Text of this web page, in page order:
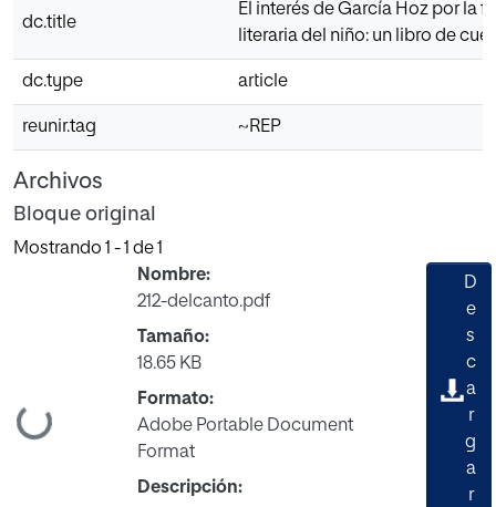
dc.title
El interés de García Hoz por la
literaria del niño: un libro de
dc.type article
reunir.tag ~REP
Archivos
Bloque original
Mostrando 1 - 1 de 1
Cargando...
Nombre:
212-delcanto.pdf
Tamaño:
18.65 KB
Formato:
Adobe Portable Document
Format
Descripción:
D
e
s
c
a
r
g
a
r